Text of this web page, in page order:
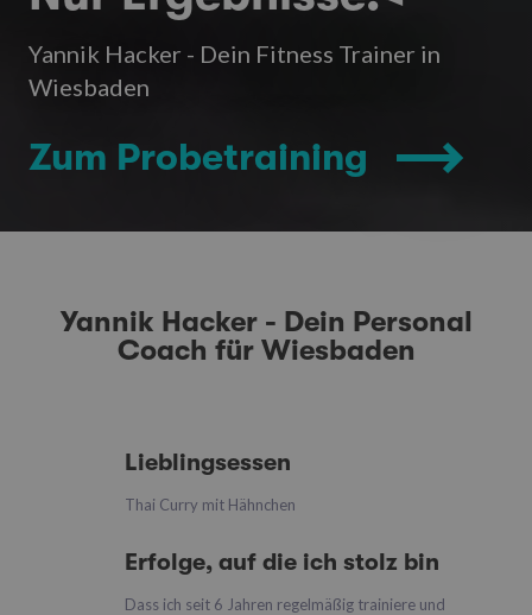
Yannik Hacker - Dein Fitness Trainer in
Wiesbaden
Zum Probetraining
Yannik Hacker - Dein Personal
Coach für Wiesbaden
Lieblingsessen
Thai Curry mit Hähnchen
Erfolge, auf die ich stolz bin
Dass ich seit 6 Jahren regelmäßig trainiere und